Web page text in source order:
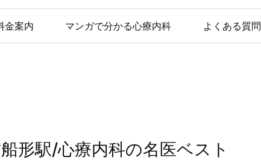
金案内 マンガで分かる心療内科 よくある質問
形駅/心療内科の名医ベスト